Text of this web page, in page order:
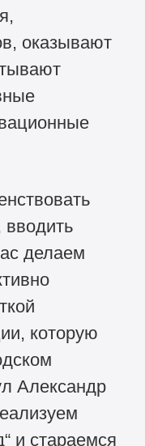
оказывают
вводить
делаем
которую
Александр
и стараемся